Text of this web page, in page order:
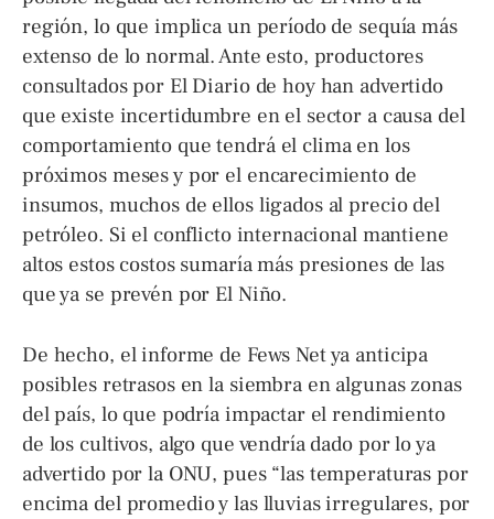
región, lo que implica un período de sequía más
extenso de lo normal. Ante esto, productores
consultados por El Diario de hoy han advertido
que existe incertidumbre en el sector a causa del
comportamiento que tendrá el clima en los
próximos meses y por el encarecimiento de
insumos, muchos de ellos ligados al precio del
petróleo. Si el conflicto internacional mantiene
altos estos costos sumaría más presiones de las
que ya se prevén por El Niño.
De hecho, el informe de Fews Net ya anticipa
posibles retrasos en la siembra en algunas zonas
del país, lo que podría impactar el rendimiento
de los cultivos, algo que vendría dado por lo ya
advertido por la ONU, pues “las temperaturas por
encima del promedio y las lluvias irregulares, por